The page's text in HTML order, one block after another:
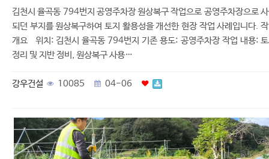
김천시 율곡동 794번지 공영주차장 원상복구 작업으로 공영주차장으로
되던 부지를 원상복구하여 토지 활용성을 개선한 현장 작업 사례입니다.
개요 위치: 김천시 율곡동 794번지 기존 용도: 공영주차장 작업 내용:
정리 및 지반 정비, 원상복구 사용…
강우건설 10085 04-06